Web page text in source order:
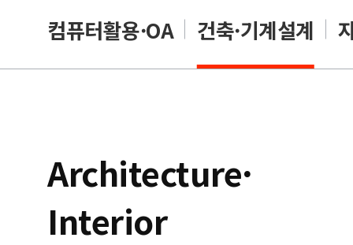
컴퓨터활용·OA 건축·기계설계
Architecture·
Interior